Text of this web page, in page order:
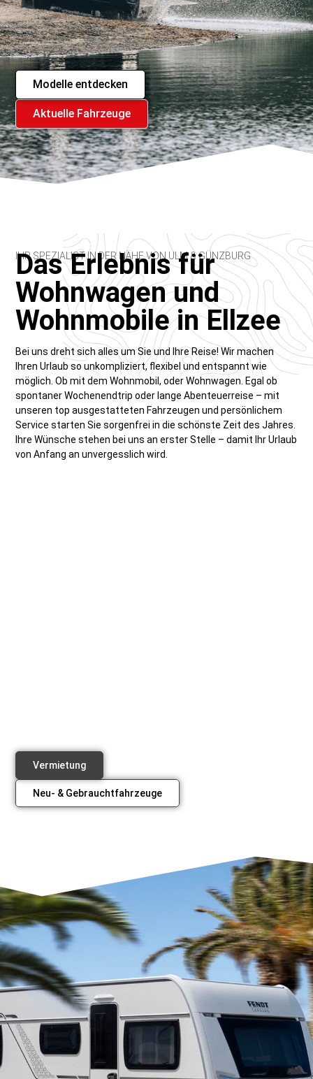
Aktuelle Fahrzeuge
Modelle entdecken
IHR SPEZIALIST IN DER NÄHE VON ULM & GÜNZBURG
Das Erlebnis für
Wohnwagen und
Wohnmobile in Ellzee
Bei uns dreht sich alles um Sie und Ihre Reise! Wir machen
Ihren Urlaub so unkompliziert, flexibel und entspannt wie
möglich. Ob mit dem Wohnmobil, oder Wohnwagen. Egal ob
spontaner Wochenendtrip oder lange Abenteuerreise – mit
unseren top ausgestatteten Fahrzeugen und persönlichem
Service starten Sie sorgenfrei in die schönste Zeit des Jahres.
Ihre Wünsche stehen bei uns an erster Stelle – damit Ihr Urlaub
von Anfang an unvergesslich wird.
Neu- & Gebrauchtfahrzeuge
Vermietung